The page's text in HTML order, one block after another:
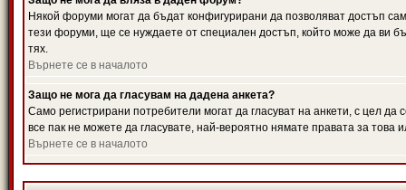
Някой форуми могат да бъдат конфигурирани да позволяват достъп
тези форуми, ще се нуждаете от специален достъп, който може да ви
тях.
Върнете се в началото
Защо не мога да гласувам на дадена анкета?
Само регистрирани потребители могат да гласуват на анкети, с цел
все пак не можете да гласувате, най-вероятно нямате правата за това
Върнете се в началото